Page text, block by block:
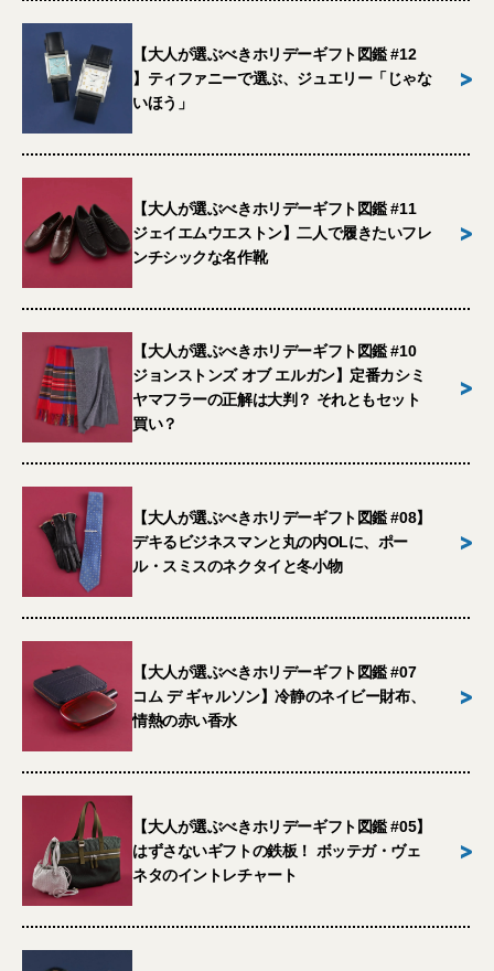
【大人が選ぶべきホリデーギフト図鑑 #12
】ティファニーで選ぶ、ジュエリー「じゃな
いほう」
>
【大人が選ぶべきホリデーギフト図鑑 #11
ジェイエムウエストン】二人で履きたいフレ
ンチシックな名作靴
>
【大人が選ぶべきホリデーギフト図鑑 #10
ジョンストンズ オブ エルガン】定番カシミ
ヤマフラーの正解は大判？ それともセット
買い？
>
【大人が選ぶべきホリデーギフト図鑑 #08】
デキるビジネスマンと丸の内OLに、ポー
ル・スミスのネクタイと冬小物
>
【大人が選ぶべきホリデーギフト図鑑 #07
コム デ ギャルソン】冷静のネイビー財布、
情熱の赤い香水
>
【大人が選ぶべきホリデーギフト図鑑 #05】
はずさないギフトの鉄板！ ボッテガ・ヴェ
ネタのイントレチャート
>